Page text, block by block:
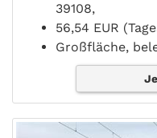
39108,
56,54 EUR
Großfläche,